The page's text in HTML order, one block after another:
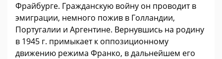
Фрайбурге. Гражданскую войну он проводит в
эмиграции, немного пожив в Голландии,
Португалии и Аргентине. Вернувшись на родину
в 1945 г. примыкает к оппозиционному
движению режима Франко, в дальнейшем его